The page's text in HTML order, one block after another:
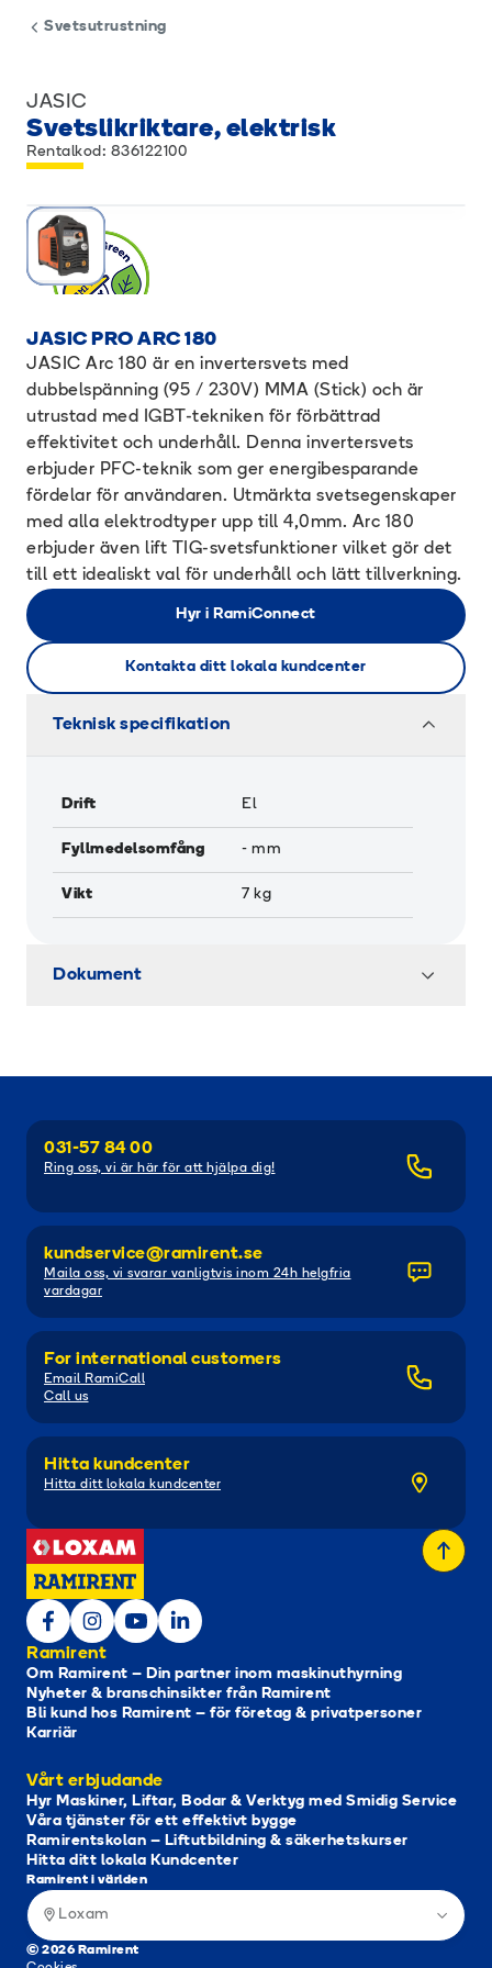
Svetsutrustning
JASIC
Svetslikriktare, elektrisk
Rentalkod: 836122100
JASIC PRO ARC 180
JASIC Arc 180 är en invertersvets med
dubbelspänning (95 / 230V) MMA (Stick) och är
utrustad med IGBT-tekniken för förbättrad
effektivitet och underhåll. Denna invertersvets
erbjuder PFC-teknik som ger energibesparande
fördelar för användaren. Utmärkta svetsegenskaper
med alla elektrodtyper upp till 4,0mm. Arc 180
erbjuder även lift TIG-svetsfunktioner vilket gör det
till ett idealiskt val för underhåll och lätt tillverkning.
Hyr i RamiConnect
Kontakta ditt lokala kundcenter
Teknisk specifikation
Drift El
Fyllmedelsomfång - mm
Vikt 7 kg
Dokument
031-57 84 00
Ring oss, vi är här för att hjälpa dig!
kundservice@ramirent.se
Maila oss, vi svarar vanligtvis inom 24h helgfria
vardagar
For international customers
Email RamiCall
Call us
Hitta kundcenter
Hitta ditt lokala kundcenter
Ramirent
Om Ramirent – Din partner inom maskinuthyrning
Nyheter & branschinsikter från Ramirent
Bli kund hos Ramirent – för företag & privatpersoner
Karriär
Vårt erbjudande
Hyr Maskiner, Liftar, Bodar & Verktyg med Smidig Service
Våra tjänster för ett effektivt bygge
Ramirentskolan – Liftutbildning & säkerhetskurser
Hitta ditt lokala Kundcenter
© 2026 Ramirent
Ramirent i världen
Loxam